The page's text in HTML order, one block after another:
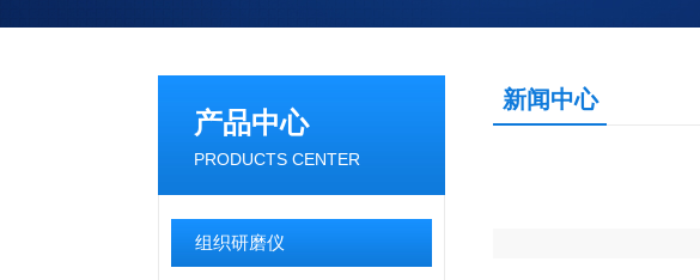
产品中心
PRODUCTS CENTER
组织研磨仪
新闻中心